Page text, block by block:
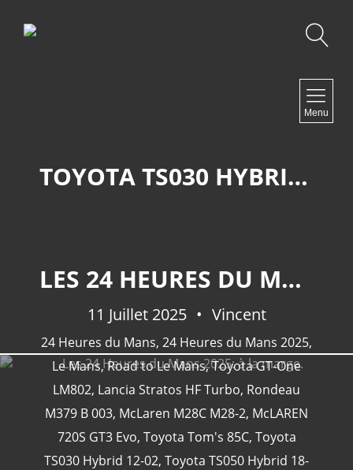
Menu
TOYOTA TS030 HYBRID 12-02
LES 24 HEURES DU MANS 2025: À LA MARGE.
11 Juillet 2025 Vincent
24 Heures du Mans, 24 Heures du Mans 2025,
Le Mans,Road to Le Mans,Toyota GT-One
LM802, Lancia Stratos HF Turbo, Rondeau
M379 B 003, McLaren M28C M28-2, McLAREN
720S GT3 Evo, Toyota Tom's 85C, Toyota
TS030 Hybrid 12-02, Toyota TS050 Hybrid 18-
CATÉGORIES